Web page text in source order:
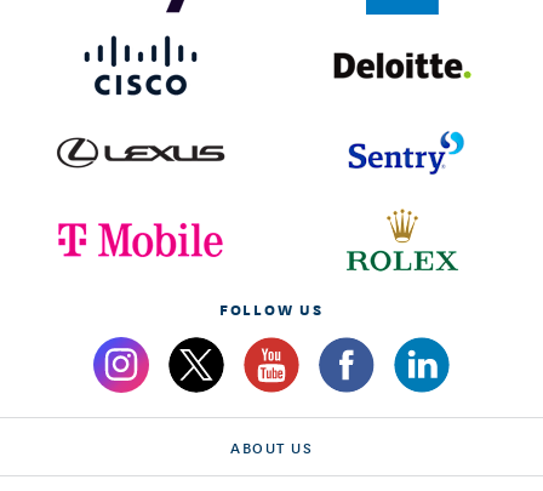
FOLLOW US
ABOUT US